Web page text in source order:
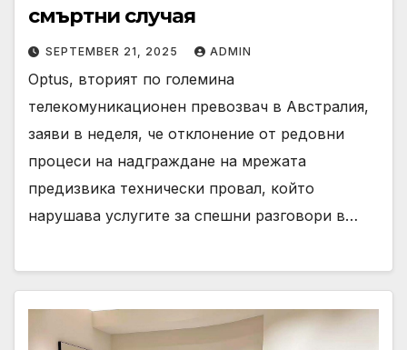
смъртни случая
SEPTEMBER 21, 2025 ADMIN
Optus, вторият по големина
телекомуникационен превозвач в Австралия,
заяви в неделя, че отклонение от редовни
процеси на надграждане на мрежата
предизвика технически провал, който
нарушава услугите за спешни разговори в…